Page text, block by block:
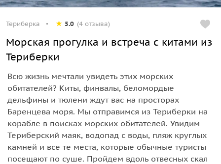
Териберка 5.0 (4 отзыва)
Морская прогулка и встреча с китами из
Териберки
Всю жизнь мечтали увидеть этих морских
обитателей? Киты, финвалы, беломордые
дельфины и тюлени ждут вас на просторах
Баренцева моря. Мы отправимся из Териберки на
корабле в поисках морских обитателей. Увидим
Териберский маяк, водопад с воды, пляж круглых
камней и все те места, которые обычные туристы
посещают по суше. Пройдем вдоль отвесных скал